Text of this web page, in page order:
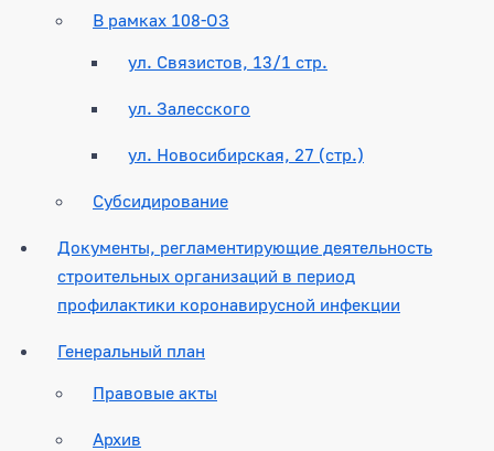
В рамках 108-ОЗ
ул. Связистов, 13/1 стр.
ул. Залесского
ул. Новосибирская, 27 (стр.)
Субсидирование
Документы, регламентирующие деятельность
строительных организаций в период
профилактики коронавирусной инфекции
Генеральный план
Правовые акты
Архив